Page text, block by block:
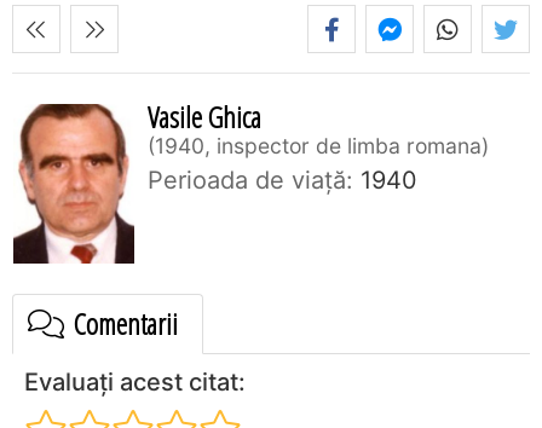
Vasile Ghica
1940, inspector de limba romana
Perioada de viaţă: 1940
Comentarii
Evaluați acest citat: